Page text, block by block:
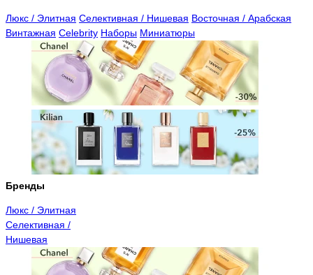
Люкс / Элитная Селективная / Нишевая Восточная / Арабская
Винтажная Celebrity Наборы Миниатюры
Бренды
Люкс / Элитная
Селективная /
Нишевая